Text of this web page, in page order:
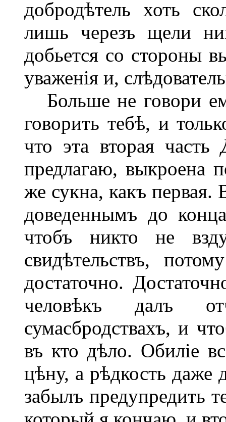
добродѣтель хоть
лишь черезъ щели
добьется со стороны
уваженія и,
Больше не говори
говорить тебѣ, и
что эта вторая часть
предлагаю, выкроена
же сукна, какъ
доведеннымъ до
чтобъ никто не
свидѣтельствъ,
достаточно.
человѣкъ далъ
сумасбродствахъ, и
въ кто дѣло. Обиліе
цѣну, а рѣдкость даже
забылъ предупредить